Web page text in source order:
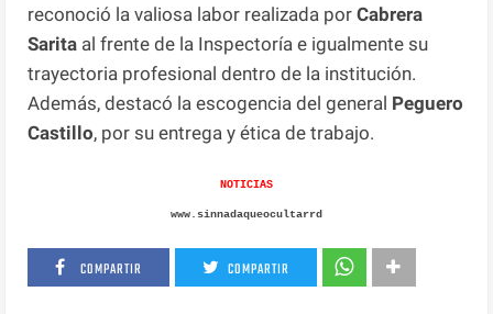
reconoció la valiosa labor realizada porCabrera
Sarita al frente de la Inspectoría e igualmente su
trayectoria profesional dentro de la institución.
Además, destacó la escogencia del general Peguero
Castillo, por su entrega y ética de trabajo.
NOTICIAS
www.sinnadaqueocultarrd
COMPARTIR COMPARTIR